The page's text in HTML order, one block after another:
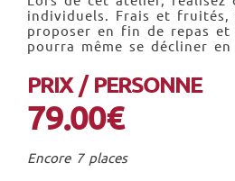
individuels. Frais et fruités,
proposer en fin de repas
pourra même se décliner
PRIX / PERSONNE
79.00€
Encore 7 places